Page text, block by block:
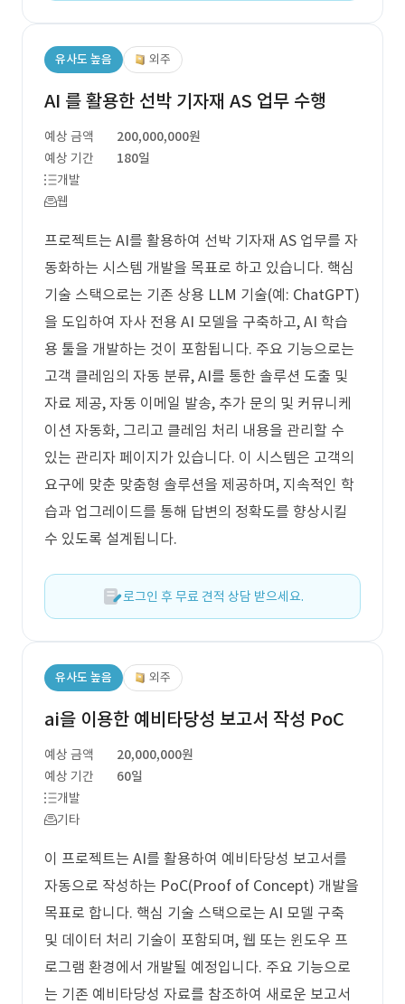
유사도 높음 외주
AI 를 활용한 선박 기자재 AS 업무 수행
예상 금액
200,000,000원
예상 기간
180일
개발
웹
프로젝트는 AI를 활용하여 선박 기자재 AS 업무를 자
동화하는 시스템 개발을 목표로 하고 있습니다. 핵심
기술 스택으로는 기존 상용 LLM 기술(예: ChatGPT)
을 도입하여 자사 전용 AI 모델을 구축하고, AI 학습
용 툴을 개발하는 것이 포함됩니다. 주요 기능으로는
고객 클레임의 자동 분류, AI를 통한 솔루션 도출 및
자료 제공, 자동 이메일 발송, 추가 문의 및 커뮤니케
이션 자동화, 그리고 클레임 처리 내용을 관리할 수
있는 관리자 페이지가 있습니다. 이 시스템은 고객의
요구에 맞춘 맞춤형 솔루션을 제공하며, 지속적인 학
습과 업그레이드를 통해 답변의 정확도를 향상시킬
수 있도록 설계됩니다.
로그인 후 무료 견적 상담 받으세요.
유사도 높음 외주
ai을 이용한 예비타당성 보고서 작성 PoC
예상 금액
20,000,000원
예상 기간
60일
개발
기타
이 프로젝트는 AI를 활용하여 예비타당성 보고서를
자동으로 작성하는 PoC(Proof of Concept) 개발을
목표로 합니다. 핵심 기술 스택으로는 AI 모델 구축
및 데이터 처리 기술이 포함되며, 웹 또는 윈도우 프
로그램 환경에서 개발될 예정입니다. 주요 기능으로
는 기존 예비타당성 자료를 참조하여 새로운 보고서